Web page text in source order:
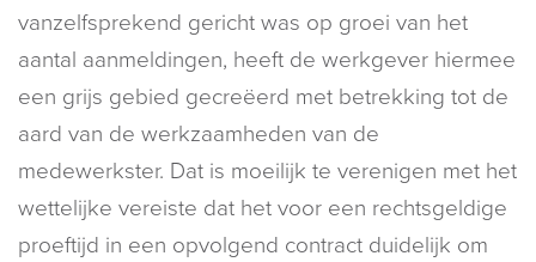
vanzelfsprekend gericht was op groei van het
aantal aanmeldingen, heeft de werkgever hiermee
een grijs gebied gecreëerd met betrekking tot de
aard van de werkzaamheden van de
medewerkster. Dat is moeilijk te verenigen met het
wettelijke vereiste dat het voor een rechtsgeldige
proeftijd in een opvolgend contract duidelijk om